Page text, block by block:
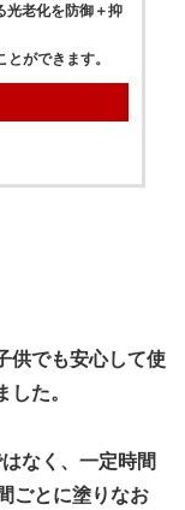
光老化を防御＋抑
ができます。
供でも安心して使
た。
なく、一定時間
ごとに塗りなお